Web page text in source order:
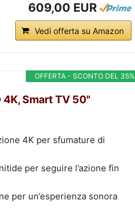
609,00 EUR
Vedi offerta su Amazon
OFFERTA - SCONTO DEL 35%
Smart TV 50"
4K per sfumature di
per seguire l’azione fin
per un’esperienza sonora